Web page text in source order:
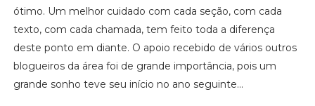
ótimo. Um melhor cuidado com cada seção, com cada
texto, com cada chamada, tem feito toda a diferença
deste ponto em diante. O apoio recebido de vários outros
blogueiros da área foi de grande importância, pois um
grande sonho teve seu início no ano seguinte...